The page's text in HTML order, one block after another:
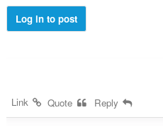
Log in to post